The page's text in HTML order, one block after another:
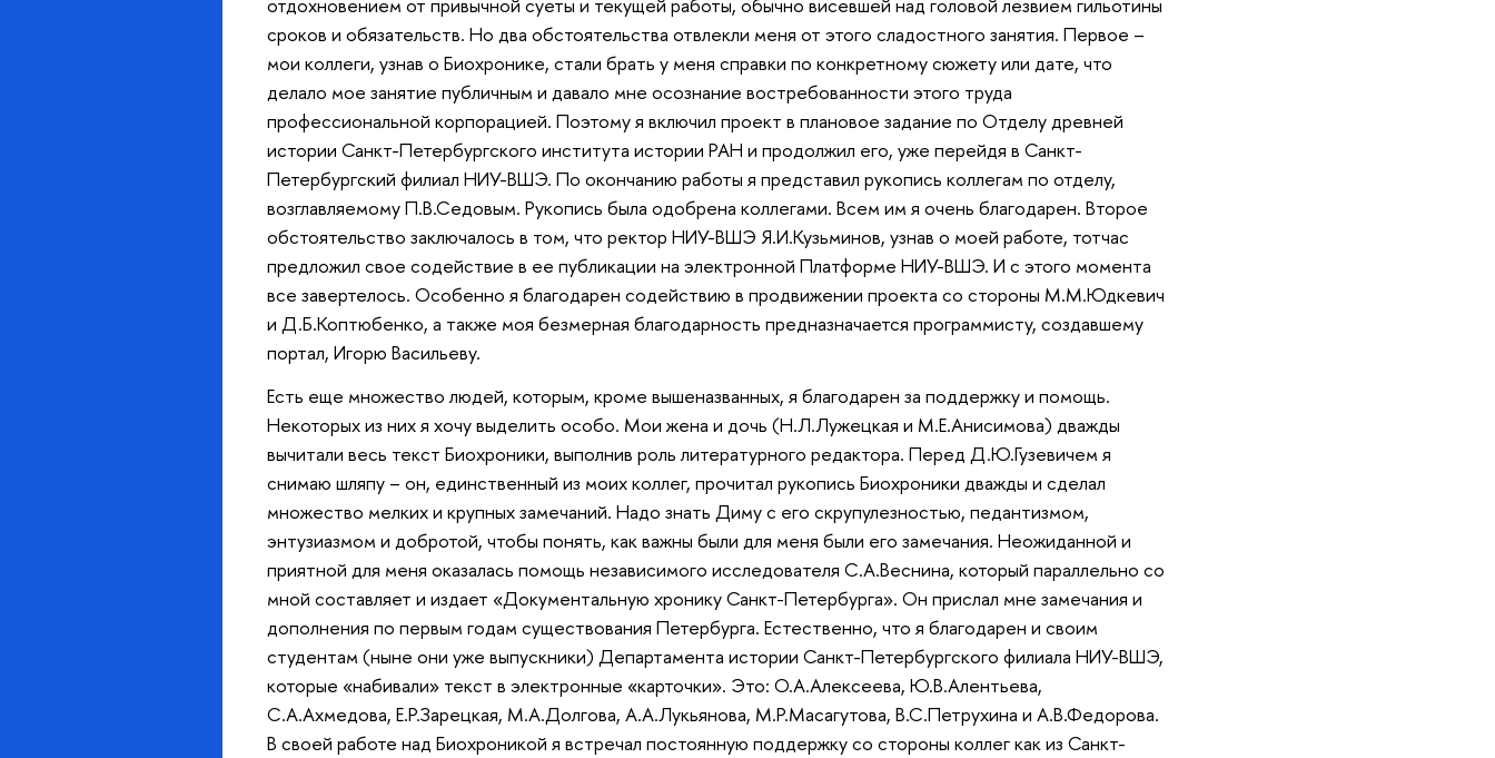
сроков и обязательств. Но два обстоятельства отвлекли меня от этого сладостного занятия. Первое –
мои коллеги, узнав о Биохронике, стали брать у меня справки по конкретному сюжету или дате, что
делало мое занятие публичным и давало мне осознание востребованности этого труда
профессиональной корпорацией. Поэтому я включил проект в плановое задание по Отделу древней
истории Санкт-Петербургского института истории РАН и продолжил его, уже перейдя в Санкт-
Петербургский филиал НИУ-ВШЭ. По окончанию работы я представил рукопись коллегам по отделу,
возглавляемому П.В.Седовым. Рукопись была одобрена коллегами. Всем им я очень благодарен. Второе
обстоятельство заключалось в том, что ректор НИУ-ВШЭ Я.И.Кузьминов, узнав о моей работе, тотчас
предложил свое содействие в ее публикации на электронной Платформе НИУ-ВШЭ. И с этого момента
все завертелось. Особенно я благодарен содействию в продвижении проекта со стороны М.М.Юдкевич
и Д.Б.Коптюбенко, а также моя безмерная благодарность предназначается программисту, создавшему
портал, Игорю Васильеву.
Есть еще множество людей, которым, кроме вышеназванных, я благодарен за поддержку и помощь.
Некоторых из них я хочу выделить особо. Мои жена и дочь (Н.Л.Лужецкая и М.Е.Анисимова) дважды
вычитали весь текст Биохроники, выполнив роль литературного редактора. Перед Д.Ю.Гузевичем я
снимаю шляпу – он, единственный из моих коллег, прочитал рукопись Биохроники дважды и сделал
множество мелких и крупных замечаний. Надо знать Диму с его скрупулезностью, педантизмом,
энтузиазмом и добротой, чтобы понять, как важны были для меня были его замечания. Неожиданной и
приятной для меня оказалась помощь независимого исследователя С.А.Веснина, который параллельно со
мной составляет и издает «Документальную хронику Санкт-Петербурга». Он прислал мне замечания и
дополнения по первым годам существования Петербурга. Естественно, что я благодарен и своим
студентам (ныне они уже выпускники) Департамента истории Санкт-Петербургского филиала НИУ-ВШЭ,
которые «набивали» текст в электронные «карточки». Это: О.А.Алексеева, Ю.В.Алентьева,
С.А.Ахмедова, Е.Р.Зарецкая, М.А.Долгова, А.А.Лукьянова, М.Р.Масагутова, В.С.Петрухина и А.В.Федорова.
В своей работе над Биохроникой я встречал постоянную поддержку со стороны коллег как из Санкт-